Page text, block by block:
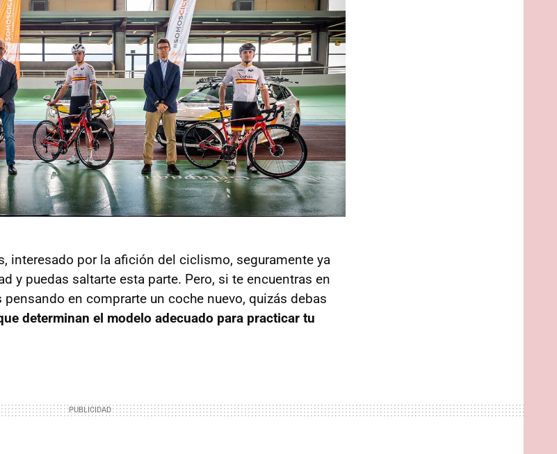
interesado por la afición del ciclismo, seguramente ya
y puedas saltarte esta parte. Pero, si te encuentras en
en comprarte un coche nuevo, quizás debas
determinan el modelo adecuado para practicar tu